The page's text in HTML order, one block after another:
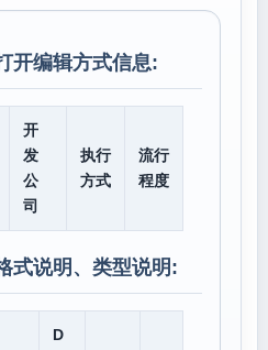
开编辑方式信息:
开
发
公
司
执行
方式
流行
程度
式说明、类型说明:
D